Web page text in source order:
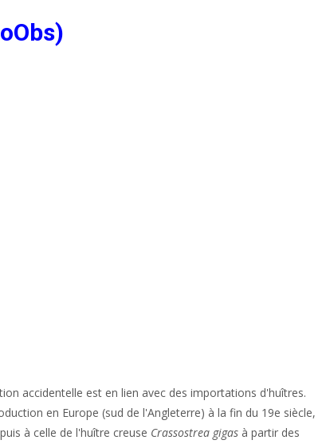
accidentelle est en lien avec des importations d'huîtres.
en Europe (sud de l'Angleterre) à la fin du 19e siècle,
à celle de l'huître creuse Crassostrea gigas à partir des